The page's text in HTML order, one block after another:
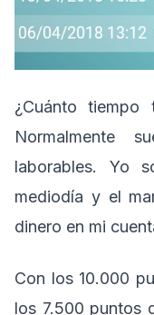
¿Cuánto tiempo
Normalmente
laborables. Yo
mediodía y el
dinero en mi
Con los 10.000
los 7.500 puntos